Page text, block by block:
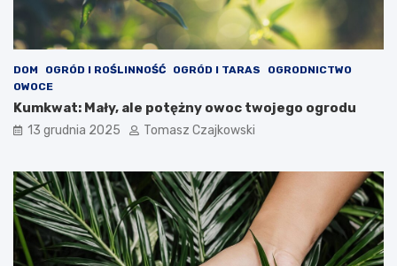
DOM OGRÓD I ROŚLINNOŚĆ OGRÓD I TARAS
OGRODNICTWO
OWOCE
Kumkwat: Mały, ale potężny owoc twojego ogrodu
13 grudnia 2025 Tomasz Czajkowski